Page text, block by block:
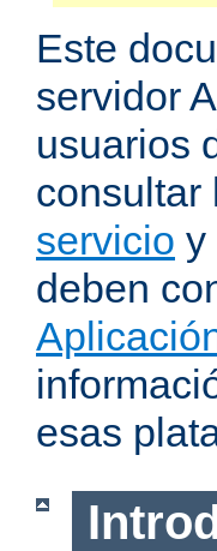
Este
servidor
usuarios
consultar
servicio y
deben
esas